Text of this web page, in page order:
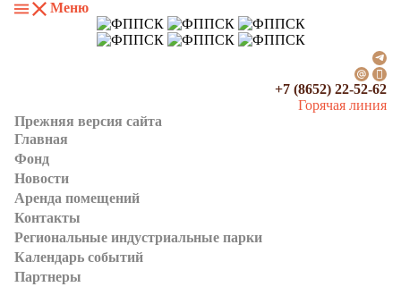
Меню
+7 (8652) 22-52-62
Горячая линия
Прежняя версия сайта
Главная
Фонд
Новости
Аренда помещений
Контакты
Региональные индустриальные парки
Календарь событий
Партнеры